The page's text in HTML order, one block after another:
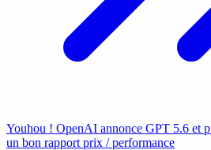
Youhou ! OpenAI annonce GPT 5.6 et
un bon rapport prix / performance